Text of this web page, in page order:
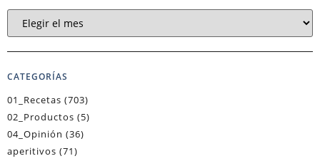
CATEGORÍAS
01_Recetas (703)
02_Productos (5)
04_Opinión (36)
aperitivos (71)